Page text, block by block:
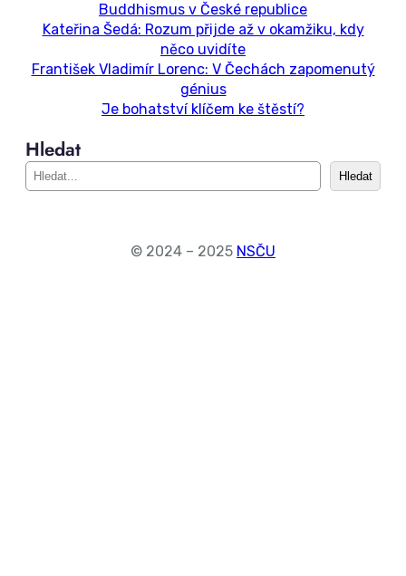
Buddhismus v České republice
Kateřina Šedá: Rozum přijde až v okamžiku, kdy
něco uvidíte
František Vladimír Lorenc: V Čechách zapomenutý
génius
Je bohatství klíčem ke štěstí?
Hledat
e
c
Hledat
© 2024 – 2025 NSČU